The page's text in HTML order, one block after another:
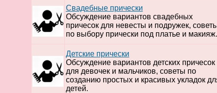
Свадебные прически
Обсуждение вариантов свадебных
причесок для невесты и подружек,
по выбору прически под платье и макияж.
Детские прически
Обсуждение вариантов детских причесок
для девочек и мальчиков, советы по
созданию простых и красивых укладок
детей.